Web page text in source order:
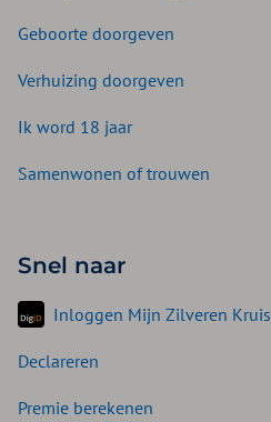
Geboorte doorgeven
Verhuizing doorgeven
Ik word 18 jaar
Samenwonen of trouwen
Snel naar
Inloggen Mijn Zilveren Kruis
Declareren
Premie berekenen